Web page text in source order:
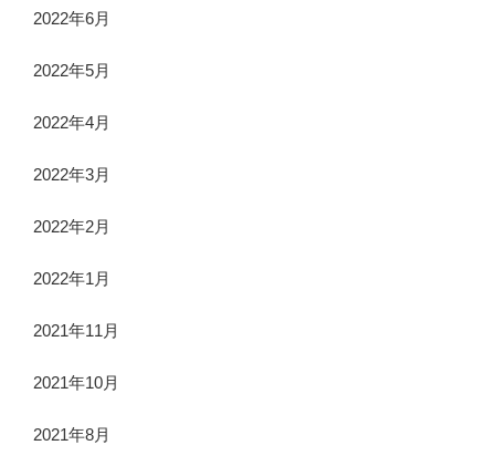
2022年6月
2022年5月
2022年4月
2022年3月
2022年2月
2022年1月
2021年11月
2021年10月
2021年8月